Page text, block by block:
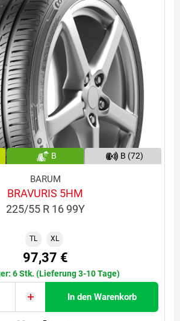
B B (72)
BARUM
BRAVURIS 5HM
225/55 R 16 99Y
TL XL
97,37 €
6 Stk. (Lieferung 3-10 Tage)
In den Warenkorb